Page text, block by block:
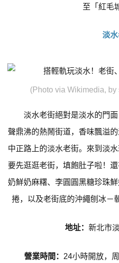
至「紅毛
淡
(Photo via Wikimedia, by
淡水老街絕對是淡水的門
聲鼎沸的熱鬧街道，香味飄溢
中正路上的淡水老街。來到淡
要先逛逛老街，填飽肚子啦！
奶鮮奶麻糬、李圓圓黑糖珍珠
捲，以及老街底的沖繩刨冰－
地址： 新北市
營業時間： 24小時開放，